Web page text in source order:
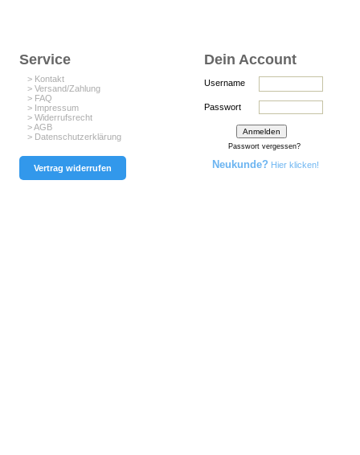
Service
> Kontakt
> Versand/Zahlung
> FAQ
> Impressum
> Widerrufsrecht
> AGB
> Datenschutzerklärung
Vertrag widerrufen
Dein Account
Username
Passwort
Passwort vergessen?
Neukunde? Hier klicken!